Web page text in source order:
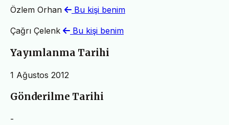
Özlem Orhan Bu kişi benim
Çağrı Çelenk Bu kişi benim
Yayımlanma Tarihi
1 Ağustos 2012
Gönderilme Tarihi
-